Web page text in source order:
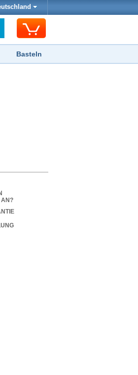
Basteln
AN?